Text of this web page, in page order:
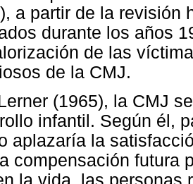
a partir de la revisión
durante los años
de las
de la CMJ.
(1965), la CMJ
infantil. Según él,
aplazaría la
compensación futura
la vida, las personas